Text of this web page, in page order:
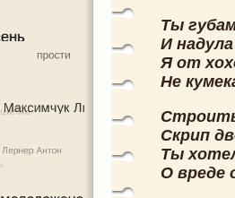
Ты
И
Я от
Не
Скрип
Ты
О вреде